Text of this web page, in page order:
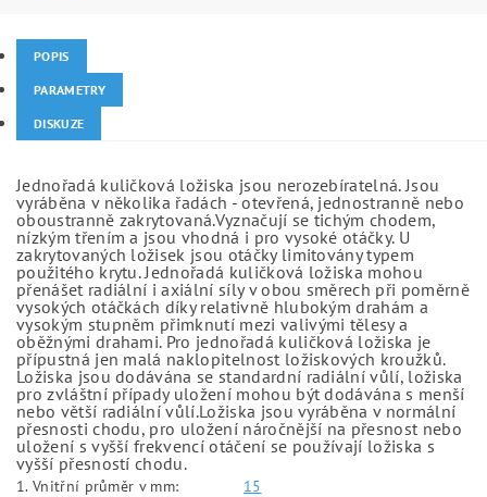
POPIS
PARAMETRY
DISKUZE
Jednořadá kuličková ložiska jsou nerozebíratelná. Jsou
vyráběna v několika řadách - otevřená, jednostranně nebo
oboustranně zakrytovaná.Vyznačují se tichým chodem,
nízkým třením a jsou vhodná i pro vysoké otáčky. U
zakrytovaných ložisek jsou otáčky limitovány typem
použitého krytu. Jednořadá kuličková ložiska mohou
přenášet radiální i axiální síly v obou směrech při poměrně
vysokých otáčkách díky relativně hlubokým drahám a
vysokým stupněm přimknutí mezi valivými tělesy a
oběžnými drahami. Pro jednořadá kuličková ložiska je
přípustná jen malá naklopitelnost ložiskových kroužků.
Ložiska jsou dodávána se standardní radiální vůlí, ložiska
pro zvláštní případy uložení mohou být dodávána s menší
nebo větší radiální vůlí.Ložiska jsou vyráběna v normální
přesnosti chodu, pro uložení náročnější na přesnost nebo
uložení s vyšší frekvencí otáčení se používají ložiska s
vyšší přesností chodu.
1. Vnitřní průměr v mm:
15